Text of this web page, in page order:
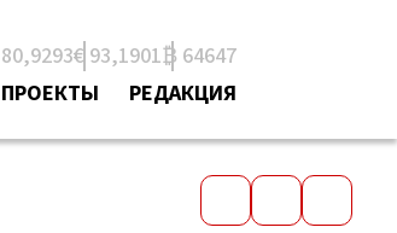
€ 93,1901₿ 64647
РЕДАКЦИЯ